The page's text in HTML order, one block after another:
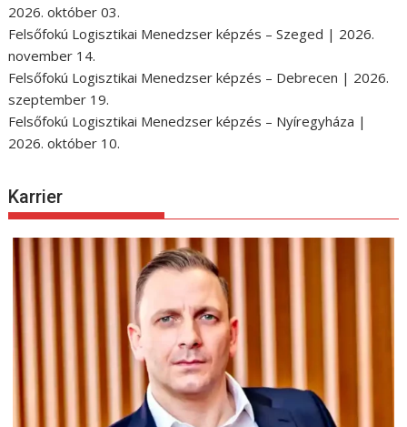
2026. október 03.
Felsőfokú Logisztikai Menedzser képzés – Szeged | 2026.
november 14.
Felsőfokú Logisztikai Menedzser képzés – Debrecen | 2026.
szeptember 19.
Felsőfokú Logisztikai Menedzser képzés – Nyíregyháza |
2026. október 10.
Karrier